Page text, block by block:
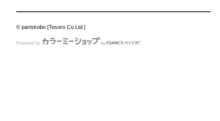
© partskobo [Tesoro Co.Ltd.]
Powered by